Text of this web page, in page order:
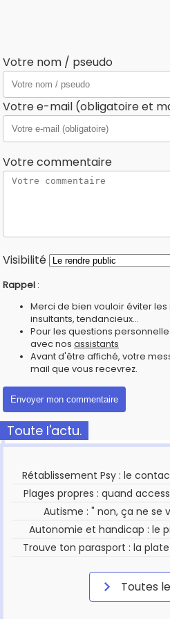
Votre nom / pseudo
Votre e-mail (obligatoire et
Votre commentaire
Visibilité
Rappel :
Merci de bien vouloir éviter
insultants, tendancieux...
Pour les questions
avec nos assistants
Avant d'être affiché, votre
mail que vous recevrez.
Toute l'actu.
Rétablissement Psy : le
Plages propres : quand
Autisme : " non, ça ne se
Autonomie et handicap : le
Trouve ton parasport : la
Toutes